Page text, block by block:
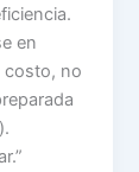
en
costo, no